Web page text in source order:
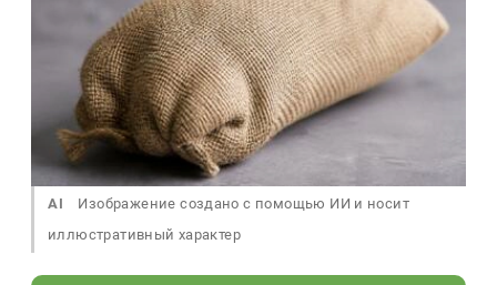
AI
Изображение создано с помощью ИИ и носит
иллюстративный характер